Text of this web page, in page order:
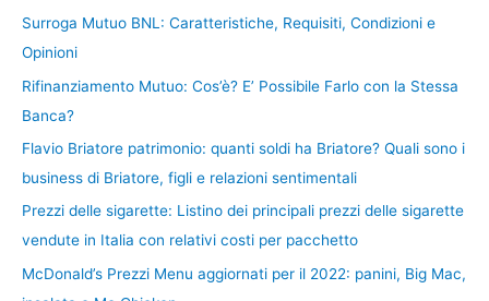
Surroga Mutuo BNL: Caratteristiche, Requisiti, Condizioni e
Opinioni
Rifinanziamento Mutuo: Cos’è? E’ Possibile Farlo con la Stessa
Banca?
Flavio Briatore patrimonio: quanti soldi ha Briatore? Quali sono i
business di Briatore, figli e relazioni sentimentali
Prezzi delle sigarette: Listino dei principali prezzi delle sigarette
vendute in Italia con relativi costi per pacchetto
McDonald’s Prezzi Menu aggiornati per il 2022: panini, Big Mac,